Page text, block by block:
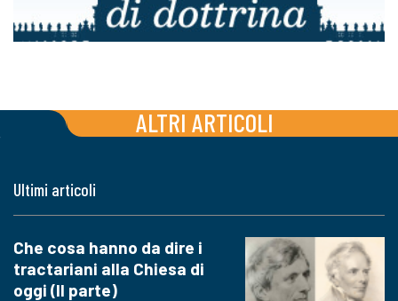
ALTRI ARTICOLI
Ultimi articoli
Che cosa hanno da dire i
tractariani alla Chiesa di
oggi (II parte)